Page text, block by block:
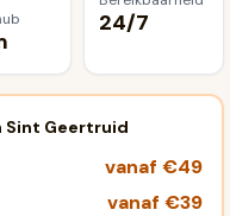
24/7
Sint Geertruid
vanaf €49
vanaf €39